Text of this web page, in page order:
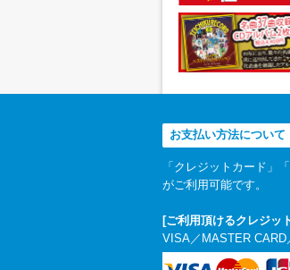
お支払い方法について
「クレジットカード」
がご利用可能です。
[ご利用頂けるクレジッ
VISA／MASTER CARD